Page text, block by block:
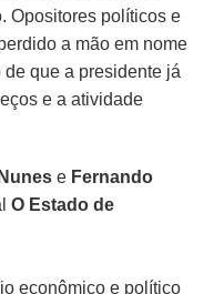
Opositores políticos e
a mão em nome
que a presidente já
e a atividade
e Fernando
O Estado de
econômico e político